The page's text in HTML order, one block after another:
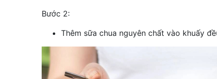
Bước 2:
Thêm sữa chua nguyên chất vào khuấy